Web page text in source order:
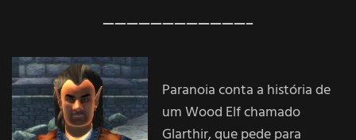
————————————–
Paranoia conta a história de
um Wood Elf chamado
Glarthir, que pede para